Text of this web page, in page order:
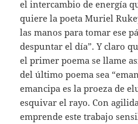
el intercambio de energía
quiere la poeta Muriel
las manos para tomar ese
despuntar el día”. Y claro
el primer poema se llame
del último poema sea
emancipa es la proeza de
esquivar el rayo. Con
emprende este trabajo